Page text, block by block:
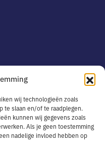
wij technologieën zoals
te slaan en/of te raadplegen.
kunnen wij gegevens zoals
Als je geen toestemming
nadelige invloed hebben op